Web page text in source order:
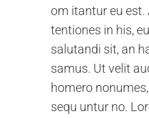
om itantur eu est.
tentiones in his,
salutandi sit, an
samus. Ut velit
homero
sequ untur no.